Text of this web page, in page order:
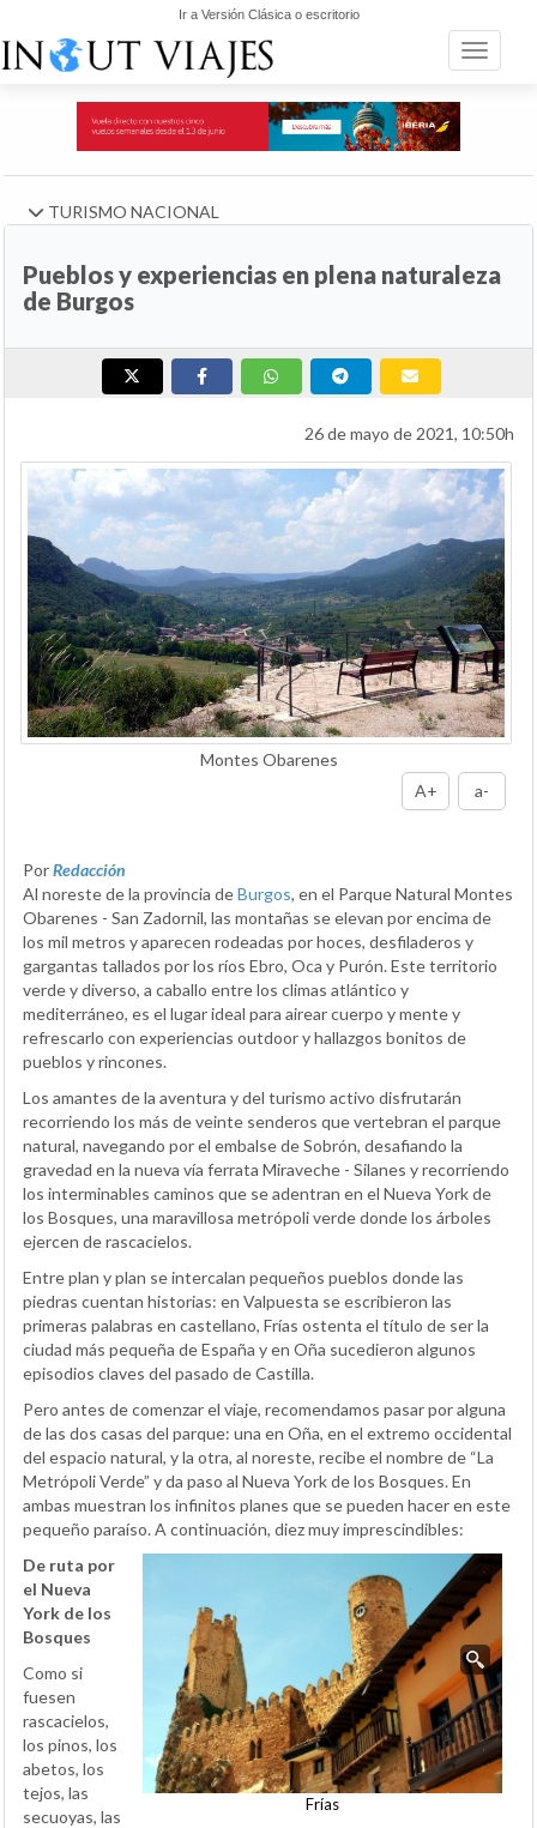
Ir a Versión Clásica o escritorio
Toggle
TURISMO NACIONAL
Pueblos y experiencias en plena naturaleza
de Burgos
26 de mayo de 2021, 10:50h
Montes Obarenes
A+
a-
PorRedacción
Al noreste de la provincia deBurgos, en el Parque Natural Montes
Obarenes - San Zadornil, las montañas se elevan por encima de
los mil metros y aparecen rodeadas por hoces, desfiladeros y
gargantas tallados por los ríos Ebro, Oca y Purón. Este territorio
verde y diverso, a caballo entre los climas atlántico y
mediterráneo, es el lugar ideal para airear cuerpo y mente y
refrescarlo con experiencias outdoor y hallazgos bonitos de
pueblos y rincones.
Los amantes de la aventura y del turismo activo disfrutarán
recorriendo los más de veinte senderos que vertebran el parque
natural, navegando por el embalse de Sobrón, desafiando la
gravedad en la nueva vía ferrata Miraveche - Silanes y recorriendo
los interminables caminos que se adentran en el Nueva York de
los Bosques, una maravillosa metrópoli verde donde los árboles
ejercen de rascacielos.
Entre plan y plan se intercalan pequeños pueblos donde las
piedras cuentan historias: en Valpuesta se escribieron las
primeras palabras en castellano, Frías ostenta el título de ser la
ciudad más pequeña de España y en Oña sucedieron algunos
episodios claves del pasado de Castilla.
Pero antes de comenzar el viaje, recomendamos pasar por alguna
de las dos casas del parque: una en Oña, en el extremo occidental
del espacio natural, y la otra, al noreste, recibe el nombre de “La
Metrópoli Verde” y da paso al Nueva York de los Bosques. En
ambas muestran los infinitos planes que se pueden hacer en este
pequeño paraíso. A continuación, diez muy imprescindibles:
Frías
De ruta por
el Nueva
York de los
Bosques
Como si
fuesen
rascacielos,
los pinos, los
abetos, los
tejos, las
secuoyas, las